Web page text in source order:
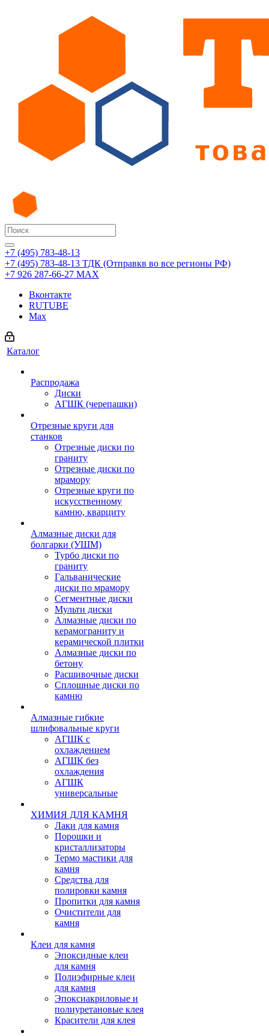
+7 (495) 783-48-13
+7 (495) 783-48-13 ТДК (Отправкв во все регионы РФ)
+7 926 287-66-27 МАХ
Вконтакте
RUTUBE
Max
Каталог
Распродажа
Диски
АГШК (черепашки)
Отрезные круги для
станков
Отрезные диски по
граниту
Отрезные диски по
мрамору
Отрезные круги по
искусственному
камню, кварциту
Алмазные диски для
болгарки (УШМ)
Турбо диски по
граниту
Гальванические
диски по мрамору
Сегментные диски
Мульти диски
Алмазные диски по
керамограниту и
керамической плитки
Алмазные диски по
бетону
Расшивочные диски
Сплошные диски по
камню
Алмазные гибкие
шлифовальные круги
АГШК с
охлаждением
АГШК без
охлаждения
АГШК
универсальные
ХИМИЯ ДЛЯ КАМНЯ
Лаки для камня
Порошки и
кристаллизаторы
Термо мастики для
камня
Средства для
полировки камня
Пропитки для камня
Очистители для
камня
Клеи для камня
Эпоксидные клеи
для камня
Полиэфирные клеи
для камня
Эпоксиакриловые и
полиуретановые клея
Красители для клея